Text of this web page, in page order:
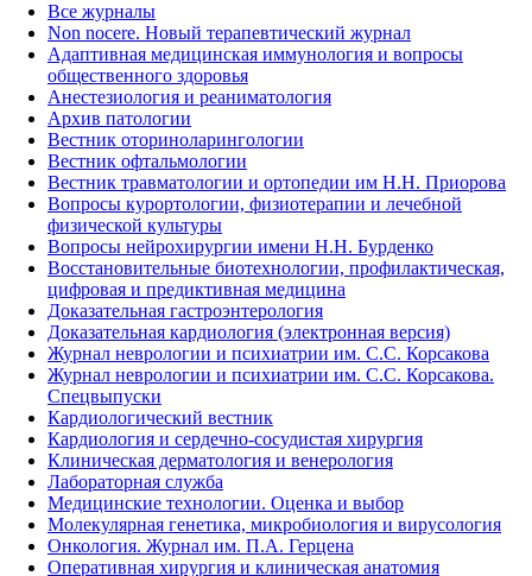
Все журналы
Non nocere. Новый терапевтический журнал
Адаптивная медицинская иммунология и вопросы
общественного здоровья
Анестезиология и реаниматология
Архив патологии
Вестник оториноларингологии
Вестник офтальмологии
Вестник травматологии и ортопедии им Н.Н. Приорова
Вопросы курортологии, физиотерапии и лечебной
физической культуры
Вопросы нейрохирургии имени Н.Н. Бурденко
Восстановительные биотехнологии, профилактическая,
цифровая и предиктивная медицина
Доказательная гастроэнтерология
Доказательная кардиология (электронная версия)
Журнал неврологии и психиатрии им. С.С. Корсакова
Журнал неврологии и психиатрии им. С.С. Корсакова.
Спецвыпуски
Кардиологический вестник
Кардиология и сердечно-сосудистая хирургия
Клиническая дерматология и венерология
Лабораторная служба
Медицинские технологии. Оценка и выбор
Молекулярная генетика, микробиология и вирусология
Онкология. Журнал им. П.А. Герцена
Оперативная хирургия и клиническая анатомия